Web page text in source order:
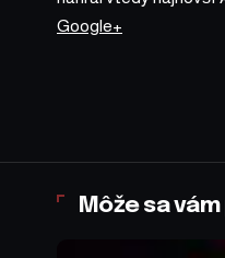
Google+
Môže sa